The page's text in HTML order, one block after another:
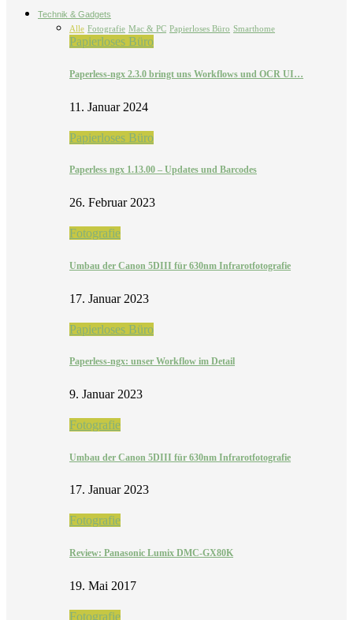
Technik & Gadgets
Alle Fotografie Mac & PC Papierloses Büro Smarthome
Papierloses Büro
Paperless-ngx 2.3.0 bringt uns Workflows und OCR UI…
11. Januar 2024
Papierloses Büro
Paperless ngx 1.13.00 – Updates und Barcodes
26. Februar 2023
Fotografie
Umbau der Canon 5DIII für 630nm Infrarotfotografie
17. Januar 2023
Papierloses Büro
Paperless-ngx: unser Workflow im Detail
9. Januar 2023
Fotografie
Umbau der Canon 5DIII für 630nm Infrarotfotografie
17. Januar 2023
Fotografie
Review: Panasonic Lumix DMC-GX80K
19. Mai 2017
Fotografie